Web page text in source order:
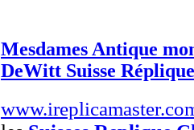
Mesdames Antique
DeWitt Suisse Réplique